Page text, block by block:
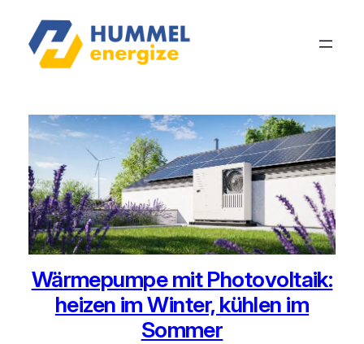
Wärmepumpe mit Photovoltaik:
heizen im Winter, kühlen im
Sommer